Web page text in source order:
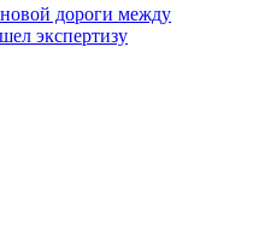
новой дороги между
экспертизу